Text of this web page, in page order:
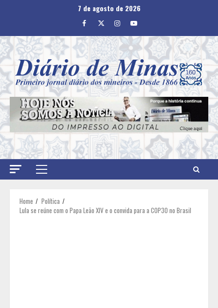
7 de agosto de 2026
Facebook
TwitterInstagram
Youtube
Primary
Home
Política
Lula se reúne com o Papa Leão XIV e o convida para a COP30 no Brasil